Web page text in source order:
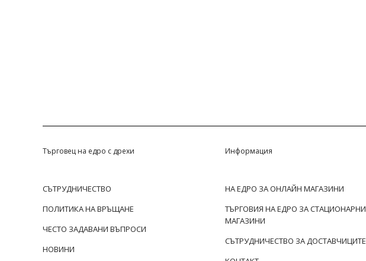
Търговец на едро с дрехи
СЪТРУДНИЧЕСТВО
ПОЛИТИКА НА ВРЪЩАНЕ
ЧЕСТО ЗАДАВАНИ ВЪПРОСИ
НОВИНИ
Информация
НА ЕДРО ЗА ОНЛАЙН МАГАЗИНИ
ТЪРГОВИЯ НА ЕДРО ЗА СТАЦИОНАРНИ
МАГАЗИНИ
СЪТРУДНИЧЕСТВО ЗА ДОСТАВЧИЦИТЕ